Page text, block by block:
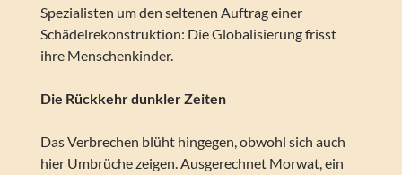
Spezialisten um den seltenen Auftrag einer
Schädelrekonstruktion: Die Globalisierung frisst
ihre Menschenkinder.
Die Rückkehr dunkler Zeiten
Das Verbrechen blüht hingegen, obwohl sich auch
hier Umbrüche zeigen. Ausgerechnet Morwat, ein